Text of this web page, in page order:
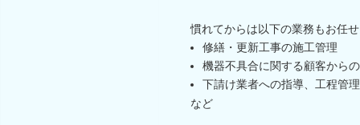
慣れてからは以下の業務もお任
修繕・更新工事の施工管理
機器不具合に関する顧客から
下請け業者への指導、工程管理
など